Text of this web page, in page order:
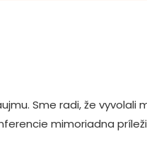
Sme radi, že vyvolali
mimoriadna